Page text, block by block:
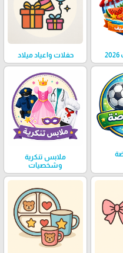
حفلات واعياد ميلاد
ملابس تنكرية
وشخصيات